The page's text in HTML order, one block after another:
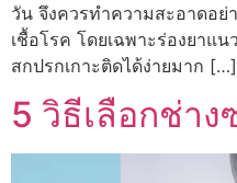
วัน จึงควรทำความสะอาดอย่
เชื้อโรค โดยเฉพาะร่องยาแ
สกปรกเกาะติดได้ง่ายมาก […]
5 วิธีเลือกช่าง